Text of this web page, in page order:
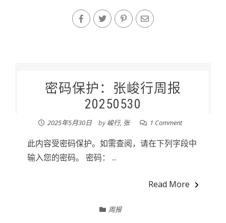
密码保护：张峻行周报
20250530
2025年5月30日 by峻行, 张 1 Comment
此内容受密码保护。如需查阅，请在下列字段中
输入您的密码。 密码： ...
Read More
周报